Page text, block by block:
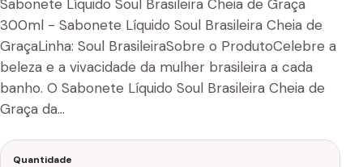
Sabonete Líquido Soul Brasileira Cheia de Graça
300ml - Sabonete Líquido Soul Brasileira Cheia de
GraçaLinha: Soul BrasileiraSobre o ProdutoCelebre a
beleza e a vivacidade da mulher brasileira a cada
banho. O Sabonete Líquido Soul Brasileira Cheia de
Graça da…
Quantidade